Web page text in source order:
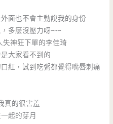
面也不會主動說我的身份
多麼沒壓力呀~~~
失神狂下單的李佳琦
大家看不到的
紅，試到吃粥都覺得嘴唇刺痛
真的很害羞
起的芽月